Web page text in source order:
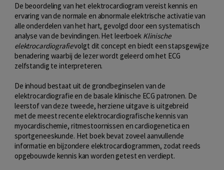
De beoordeling van het elektrocardiogram vereist kennis en
ervaring van de normale en abnormale elektrische activatie van
alle onderdelen van het hart, gevolgd door een systematisch
analyse van de bevindingen. Het leerboek Klinische
elektrocardiografievolgt dit concept en biedt een stapsgewijze
benadering waarbij de lezer wordt geleerd om het ECG
zelfstandig te interpreteren.
De inhoud bestaat uit de grondbeginselen van de
elektrocardiografie en de basale klinische ECG patronen. De
leerstof van deze tweede, herziene uitgave is uitgebreid
met de meest recente elektrocardiografische kennis van
myocardischemie, ritmestoornissen en cardiogenetica en
sportgeneeskunde. Het boek bevat zoveel aanvullende
informatie en bijzondere elektrocardiogrammen, zodat reeds
opgebouwde kennis kan worden getest en verdiept.